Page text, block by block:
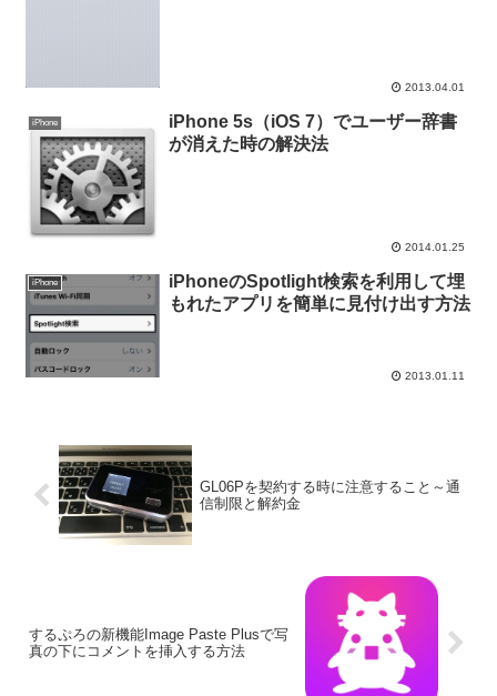
2013.04.01
iPhone
iPhone 5s（iOS 7）でユーザー辞書
が消えた時の解決法
2014.01.25
iPhone
iPhoneのSpotlight検索を利用して埋
もれたアプリを簡単に見付け出す方法
2013.01.11
GL06Pを契約する時に注意すること～通
信制限と解約金
するぷろの新機能Image Paste Plusで写
真の下にコメントを挿入する方法